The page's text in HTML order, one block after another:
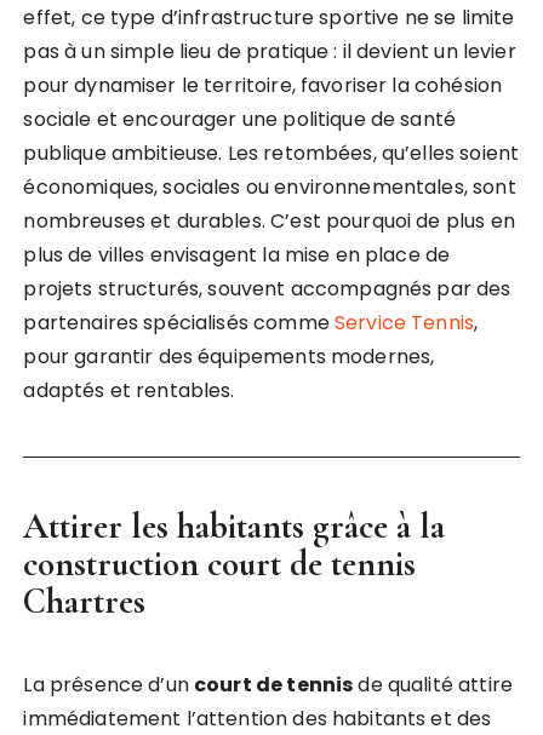
effet, ce type d’infrastructure sportive ne se limite
pas à un simple lieu de pratique : il devient un levier
pour dynamiser le territoire, favoriser la cohésion
sociale et encourager une politique de santé
publique ambitieuse. Les retombées, qu’elles soient
économiques, sociales ou environnementales, sont
nombreuses et durables. C’est pourquoi de plus en
plus de villes envisagent la mise en place de
projets structurés, souvent accompagnés par des
partenaires spécialisés commeService Tennis,
pour garantir des équipements modernes,
adaptés et rentables.
Attirer les habitants grâce à la
construction court de tennis
Chartres
La présence d’un court de tennisde qualité attire
immédiatement l’attention des habitants et des